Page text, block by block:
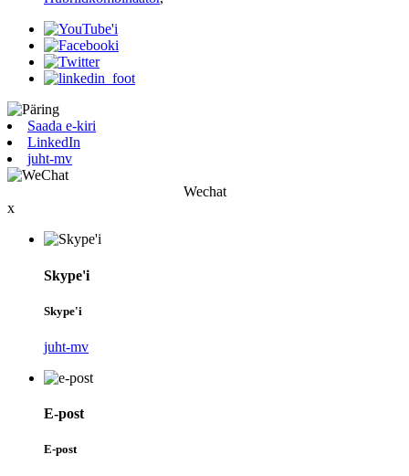
Saada e-kiri
LinkedIn
juht-mv
Wechat
x
Skype'i
Skype'i
juht-mv
E-post
E-post